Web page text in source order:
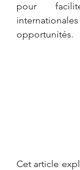
pour
opportunités.
Cet article